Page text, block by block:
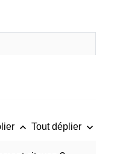
keyboard_arrow_up Tout déplier keyboard_arrow_down